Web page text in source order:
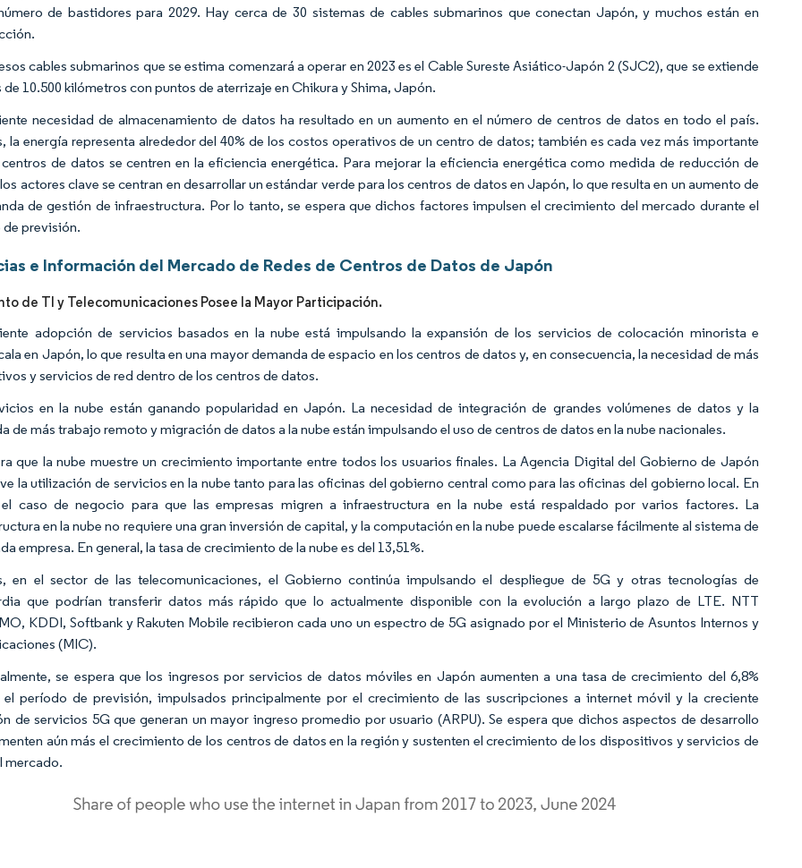
de bastidores para 2029. Hay cerca de 30 sistemas de cables submarinos que conectan Japón, y muchos están en
cables submarinos que se estima comenzará a operar en 2023 es el Cable Sureste Asiático-Japón 2 (SJC2), que se extiende
de 10.500 kilómetros con puntos de aterrizaje en Chikura y Shima, Japón.
necesidad de almacenamiento de datos ha resultado en un aumento en el número de centros de datos en todo el país.
la energía representa alrededor del 40% de los costos operativos de un centro de datos; también es cada vez más importante
de datos se centren en la eficiencia energética. Para mejorar la eficiencia energética como medida de reducción de
actores clave se centran en desarrollar un estándar verde para los centros de datos en Japón, lo que resulta en un aumento de
de gestión de infraestructura. Por lo tanto, se espera que dichos factores impulsen el crecimiento del mercado durante el
previsión.
e Información del Mercado de Redes de Centros de Datos de Japón
de TI y Telecomunicaciones Posee la Mayor Participación.
adopción de servicios basados en la nube está impulsando la expansión de los servicios de colocación minorista e
en Japón, lo que resulta en una mayor demanda de espacio en los centros de datos y, en consecuencia, la necesidad de más
y servicios de red dentro de los centros de datos.
en la nube están ganando popularidad en Japón. La necesidad de integración de grandes volúmenes de datos y la
de más trabajo remoto y migración de datos a la nube están impulsando el uso de centros de datos en la nube nacionales.
que la nube muestre un crecimiento importante entre todos los usuarios finales. La Agencia Digital del Gobierno de Japón
la utilización de servicios en la nube tanto para las oficinas del gobierno central como para las oficinas del gobierno local. En
caso de negocio para que las empresas migren a infraestructura en la nube está respaldado por varios factores. La
en la nube no requiere una gran inversión de capital, y la computación en la nube puede escalarse fácilmente al sistema de
empresa. En general, la tasa de crecimiento de la nube es del 13,51%.
en el sector de las telecomunicaciones, el Gobierno continúa impulsando el despliegue de 5G y otras tecnologías de
que podrían transferir datos más rápido que lo actualmente disponible con la evolución a largo plazo de LTE. NTT
KDDI, Softbank y Rakuten Mobile recibieron cada uno un espectro de 5G asignado por el Ministerio de Asuntos Internos y
(MIC).
se espera que los ingresos por servicios de datos móviles en Japón aumenten a una tasa de crecimiento del 6,8%
el período de previsión, impulsados principalmente por el crecimiento de las suscripciones a internet móvil y la creciente
de servicios 5G que generan un mayor ingreso promedio por usuario (ARPU). Se espera que dichos aspectos de desarrollo
aún más el crecimiento de los centros de datos en la región y sustenten el crecimiento de los dispositivos y servicios de
mercado.